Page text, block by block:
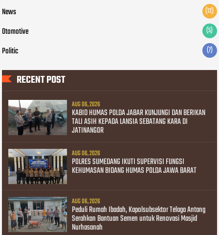
News (12)
Otomotive (5)
Politic (7)
RECENT POST
AUG 06, 2026
KABID HUMAS POLDA JABAR KUNJUNGI DAN BERIKAN
TALI ASIH KEPADA LANSIA SEBATANG KARA DI
JATINANGOR
AUG 06, 2026
POLRES SUMEDANG IKUTI SUPERVISI FUNGSI
KEHUMASAN BIDANG HUMAS POLDA JAWA BARAT
AUG 06, 2026
Peduli Rumah Ibadah, Kapolsubsektor Telaga Antang
Serahkan Bantuan Semen untuk Renovasi Masjid
Nurhasanah